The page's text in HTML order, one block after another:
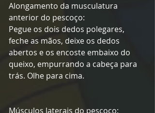
Alongamento da musculatura
anterior do pescoço:
Pegue os dois dedos polegares,
feche as mãos, deixe os dedos
abertos e os encoste embaixo do
queixo, empurrando a cabeça para
trás. Olhe para cima.
Músculos laterais do pescoço: